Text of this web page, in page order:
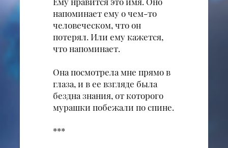
напоминает ему о чем-то
человеческом, что он
потерял. Или ему кажется,
что напоминает.
Она посмотрела мне прямо в
глаза, и в ее взгляде была
бездна знания, от которого
мурашки побежали по спине.
***